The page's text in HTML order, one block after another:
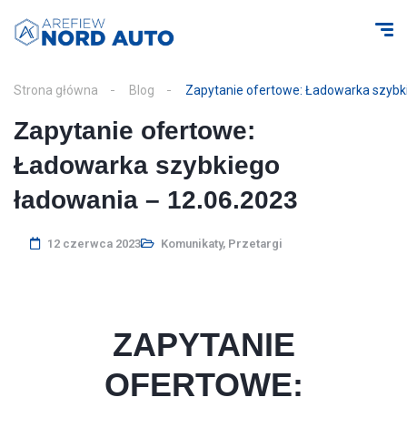
Strona główna Blog Zapytanie ofertowe: Ładowarka
Zapytanie ofertowe:
Ładowarka szybkiego
ładowania – 12.06.2023
12 czerwca 2023 Komunikaty, Przetargi
ZAPYTANIE
OFERTOWE: